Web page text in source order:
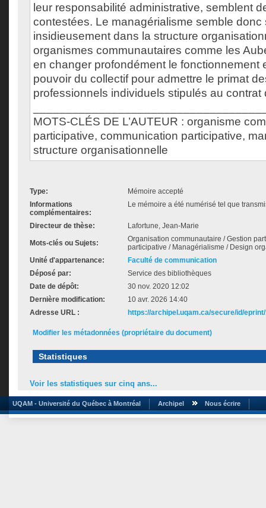
leur responsabilité administrative, semblent
contestées. Le managérialisme semble donc
insidieusement dans la structure
organismes communautaires comme les
en changer profondément le fonctionnement
pouvoir du collectif pour admettre le primat
professionnels individuels stipulés au contrat
MOTS-CLÉS DE L’AUTEUR : organisme
participative, communication participative,
structure organisationnelle
Type:
Mémoire accepté
Informations
complémentaires:
Le mémoire a été numérisé tel que
Directeur de thèse: Lafortune, Jean-Marie
Mots-clés ou Sujets:
Organisation communautaire / Gestion
participative / Managérialisme / Design
Unité d'appartenance:
Faculté de communication
Déposé par:
Service des bibliothèques
Date de dépôt:
30 nov. 2020 12:02
Dernière modification:
10 avr. 2026 14:40
Adresse URL :
https://archipel.uqam.ca/secure/id/
Modifier les métadonnées (propriétaire du document)
Statistiques
Voir les statistiques sur cinq ans...
UQAM - Université du Québec à Montréal Archipel Nous écrire